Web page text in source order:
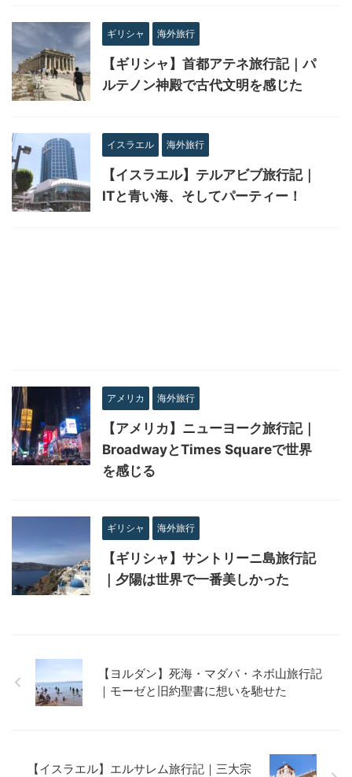
ギリシャ 海外旅行
【ギリシャ】首都アテネ旅行記｜パ
ルテノン神殿で古代文明を感じた
イスラエル 海外旅行
【イスラエル】テルアビブ旅行記｜
ITと青い海、そしてパーティー！
アメリカ 海外旅行
【アメリカ】ニューヨーク旅行記｜
BroadwayとTimes Squareで世界
を感じる
ギリシャ 海外旅行
【ギリシャ】サントリーニ島旅行記
｜夕陽は世界で一番美しかった
【ヨルダン】死海・マダバ・ネボ山旅行記
｜モーゼと旧約聖書に想いを馳せた
【イスラエル】エルサレム旅行記｜三大宗